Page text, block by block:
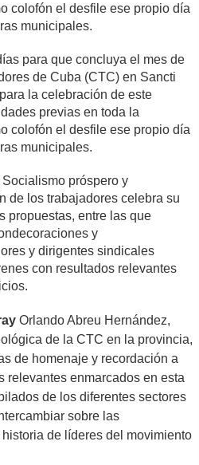
colofón el desfile ese propio día
municipales.
para que concluya el mes de
de Cuba (CTC) en Sancti
la celebración de este
previas en toda la
colofón el desfile ese propio día
municipales.
próspero y
de los trabajadores celebra su
propuestas, entre las que
y
y dirigentes sindicales
con resultados relevantes
Orlando Abreu Hernández,
de la CTC en la provincia,
de homenaje y recordación a
relevantes enmarcados en esta
de los diferentes sectores
sobre las
de líderes del movimiento